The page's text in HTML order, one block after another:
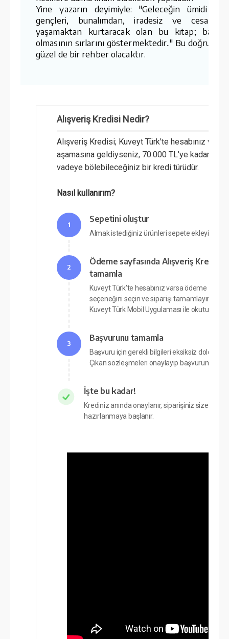
Yine yazarın deyimiyle: "Geleceğin ümidi
gençleri, bunalımdan, iradesiz ve
yaşamaktan kurtaracak olan bu kitap;
olmasının sırlarını göstermektedir.." Bu
güzel de bir rehber olacaktır.
Alışveriş Kredisi Nedir?
Alışveriş Kredisi; Kuveyt Türk'te hesabınız
aşamasına geldiyseniz, 70.000 TL'ye kadar olan
vadeye bölebileceğiniz bir kredi türüdür.
Nasıl kullanırım?
1
Sepetini oluştur
Almak istediğiniz ürünleri sepete ekleyin
2
Ödeme sayfasında Alışveriş
tamamla
Kuveyt Türk'te hesabınız varsa ödeme
seçeneğini seçin ve siparişi tamamlayın.
Kuveyt Türk Mobil Uygulaması ile okutun.
3
Başvurunu tamamla
Başvuru için gerekli bilgileri eksiksiz doldurun.
Çıkan sözleşmeleri onaylayıp başvurunuzu
İşte bu kadar!
Krediniz anında onaylanır, siparişiniz size en
hazırlanmaya başlanır.